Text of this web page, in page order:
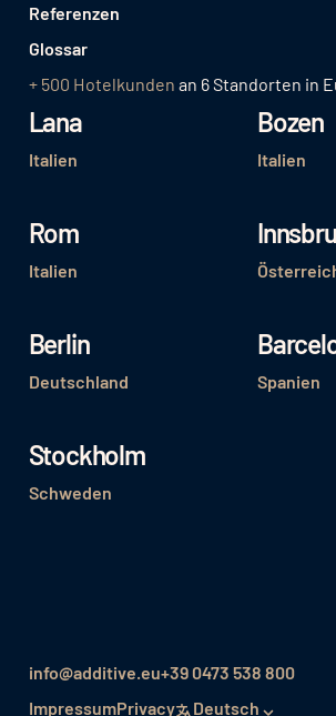
Referenzen
Glossar
+ 500 Hotelkunden an 6 Standorten in
Lana
Italien
Bozen
Italien
Rom
Italien
Berlin
Deutschland Spanien
Stockholm
Schweden
info@additive.eu+39 0473 538 800
ImpressumPrivacy Deutsch